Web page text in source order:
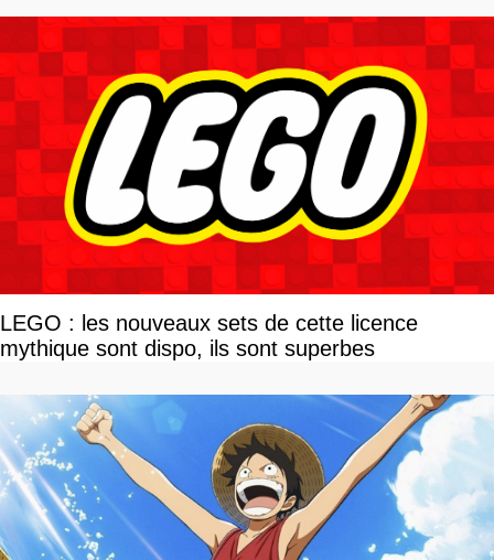
LEGO : les nouveaux sets de cette licence
mythique sont dispo, ils sont superbes